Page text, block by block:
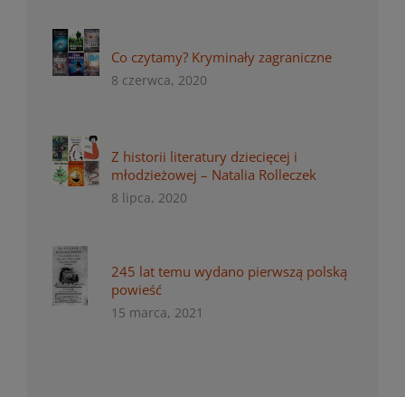
Co czytamy? Kryminały zagraniczne
8 czerwca, 2020
Z historii literatury dziecięcej i
młodzieżowej – Natalia Rolleczek
8 lipca, 2020
245 lat temu wydano pierwszą polską
powieść
15 marca, 2021